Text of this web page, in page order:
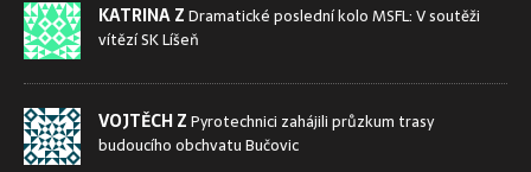
KATRINA ZDramatické poslední kolo MSFL: V soutěži
vítězí SK Líšeň
VOJTĚCH ZPyrotechnici zahájili průzkum trasy
budoucího obchvatu Bučovic